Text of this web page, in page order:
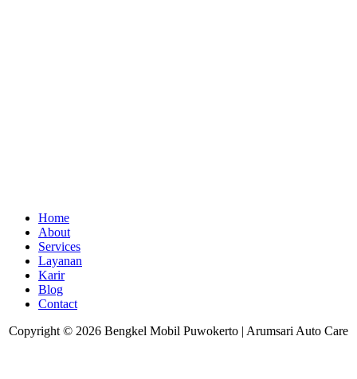
Home
About
Services
Layanan
Karir
Blog
Contact
Copyright © 2026 Bengkel Mobil Puwokerto | Arumsari Auto Care